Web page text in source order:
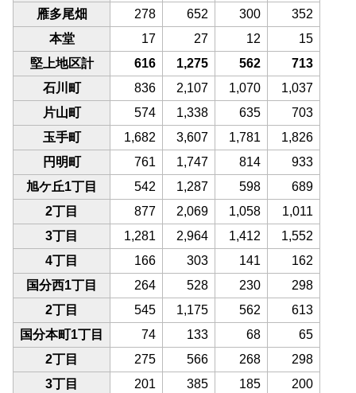
雁多尾畑
278 652 300
352
本堂
17 27 12
15
堅上地区計
616 1,275 562
713
石川町
836 2,107 1,070
1,037
片山町
574 1,338 635
703
玉手町
1,682 3,607 1,781
1,826
円明町
761 1,747 814
933
旭ケ丘1丁目
542 1,287 598
689
2丁目
877 2,069 1,058
1,011
3丁目
1,281 2,964 1,412
1,552
4丁目
166 303 141
162
国分西1丁目
264 528 230
298
2丁目
545 1,175 562
613
国分本町1丁目
74 133 68
65
2丁目
275 566 268
298
3丁目
201 385 185
200